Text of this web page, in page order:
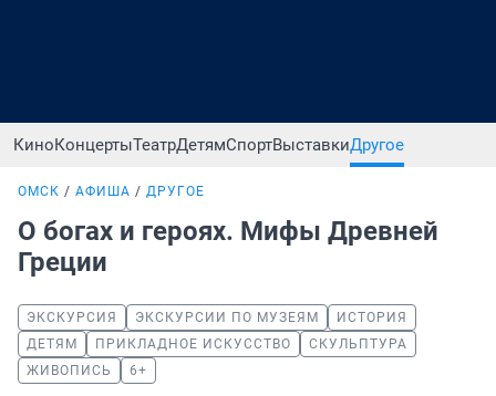
КиноКонцертыТеатрДетямСпортВыставкиДругое
ОМСК АФИША ДРУГОЕ
О богах и героях. Мифы Древней
Греции
ЭКСКУРСИЯ ЭКСКУРСИИ ПО МУЗЕЯМ
ИСТОРИЯ
ДЕТЯМ
ПРИКЛАДНОЕ ИСКУССТВО
СКУЛЬПТУРА
ЖИВОПИСЬ
6+